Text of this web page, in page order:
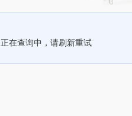
正在查询中，请刷新重试